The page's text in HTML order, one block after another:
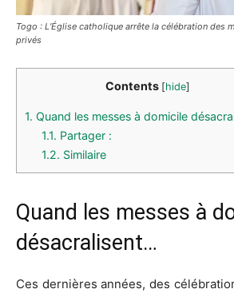
Togo : L’Église catholique arrête la célébration des
privés
Contents [hide]
1. Quand les messes à domicile
1.1. Partager :
1.2. Similaire
Quand les messes à
désacralisent…
Ces dernières années, des